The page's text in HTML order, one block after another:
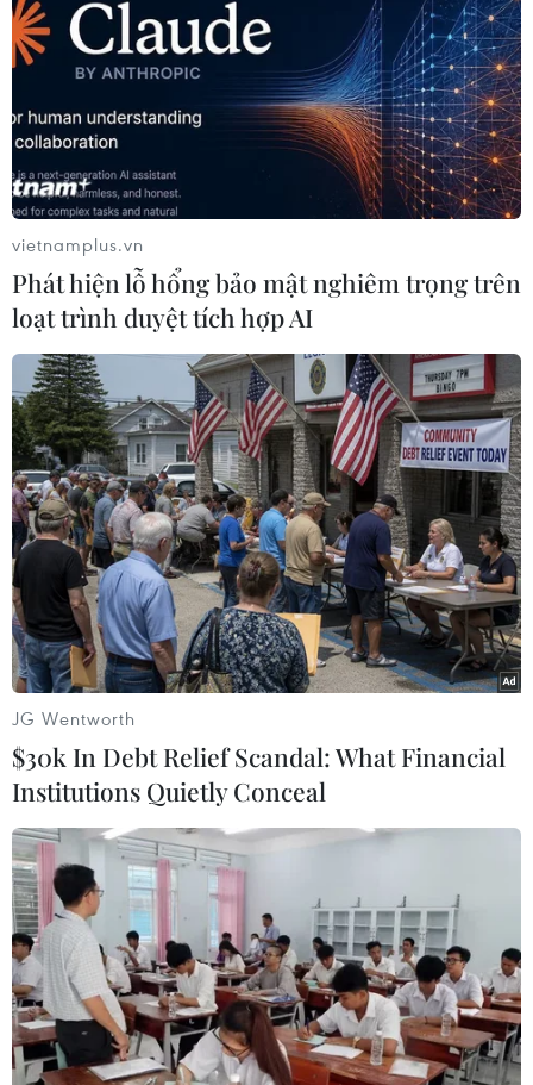
Trung Quốc, Nga xây dựng cảng biển lớn
nhất Đông Bắc Á
11/09/2014 06:47
Theo thống kê của Ủy ban châu Âu, cảng biển nói trên
dự kiến có năng lực bốc dỡ khoảng 60 triệu tấn hàng
hóa mỗi năm.
vietnamplus.vn
Phát hiện lỗ hổng bảo mật nghiêm trọng trên
loạt trình duyệt tích hợp AI
JG Wentworth
$30k In Debt Relief Scandal: What Financial
Institutions Quietly Conceal